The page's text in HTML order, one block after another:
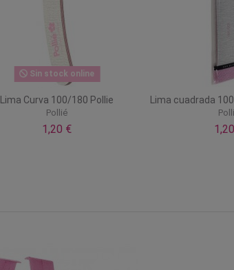
Sin stock online
Lima Curva 100/180 Pollie
Pollié
1,20 €
Lima cuadrada